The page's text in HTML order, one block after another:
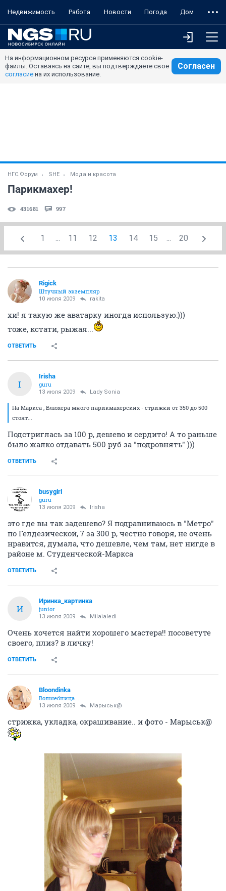
Недвижимость Работа Новости Погода Дом
На информационном ресурсе применяются cookie-
файлы. Оставаясь на сайте, вы подтверждаете свое
согласие на их использование.
Согласен
НГС.Форум SHE Мода и красота
Парикмахер!
431681 997
1 ... 11 12 13 14 15 ... 20
Rigick
Штучный экземпляр
10 июля 2009 rakita
хи! я такую же аватарку иногда использую:)))
тоже, кстати, рыжая...
ОТВЕТИТЬ
I
Irisha
guru
13 июля 2009 Lady Sonia
На Маркса , Блюхера много парикмахерских - стрижки от 350 до 500
стоят...
Подстриглась за 100 р, дешево и сердито! А то раньше
было жалко отдавать 500 руб за "подровнять" )))
ОТВЕТИТЬ
busygirl
guru
13 июля 2009 Irisha
это где вы так задешево? Я подравниваюсь в "Метро"
по Гелдезической, 7 за 300 р, честно говоря, не очень
нравится, думала, что дешевле, чем там, нет нигде в
районе м. Студенческой-Маркса
ОТВЕТИТЬ
И
Иринка_картинка
junior
13 июля 2009 Milaialedi
Очень хочется найти хорошего мастера!! посоветуте
своего, плиз? в личку!
ОТВЕТИТЬ
Bloondinka
Волшебница...
13 июля 2009 Марыськ@
стрижка, укладка, окрашивание.. и фото - Марыськ@